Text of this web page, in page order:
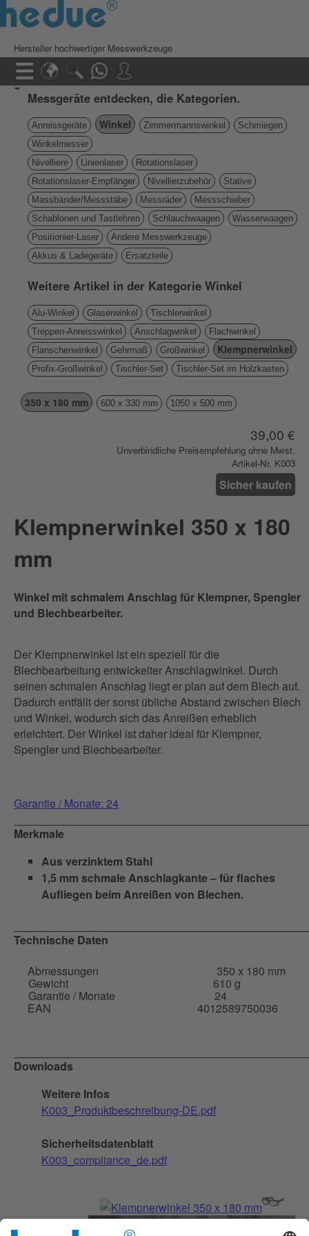
Hersteller hochwertiger Messwerkzeuge
Messgeräte entdecken, die Kategorien.
Anreissgeräte Winkel Zimmermannswinkel
Schmiegen
Winkelmesser
Nivelliere
Linienlaser
Rotationslaser
Rotationslaser-Empfänger
Nivellierzubehör
Stative
Massbänder/Messstäbe
Messräder
Messschieber
Schablonen und Tastlehren
Schlauchwaagen
Wasserwaagen
Positionier-Laser
Andere Messwerkzeuge
Akkus & Ladegeräte
Ersatzteile
Weitere Artikel in der Kategorie Winkel
Alu-Winkel Glaserwinkel
Tischlerwinkel
Treppen-Anreisswinkel
Anschlagwinkel
Flachwinkel
Flanschenwinkel
Gehrmaß Großwinkel Klempnerwinkel
Profix-Großwinkel Tischler-Set Tischler-Set im Holzkasten
350 x 180 mm 600 x 330 mm 1050 x 500 mm
39,00 €
Unverbindliche Preisempfehlung ohne Mwst.
Artikel-Nr. K003
Sicher kaufen
Klempnerwinkel 350 x 180
mm
Winkel mit schmalem Anschlag für Klempner, Spengler
und Blechbearbeiter.
Der Klempnerwinkel ist ein speziell für die
Blechbearbeitung entwickelter Anschlagwinkel. Durch
seinen schmalen Anschlag liegt er plan auf dem Blech auf.
Dadurch entfällt der sonst übliche Abstand zwischen Blech
und Winkel, wodurch sich das Anreißen erheblich
erleichtert. Der Winkel ist daher ideal für Klempner,
Spengler und Blechbearbeiter.
Garantie / Monate: 24
Merkmale
Aus verzinktem Stahl
1,5 mm schmale Anschlagkante – für flaches
Aufliegen beim Anreißen von Blechen.
Technische Daten
Abmessungen
350 x 180 mm
Gewicht 610 g
Garantie / Monate 24
EAN 4012589750036
Downloads
Weitere Infos
K003_Produktbeschreibung-DE.pdf
Sicherheitsdatenblatt
K003_compliance_de.pdf